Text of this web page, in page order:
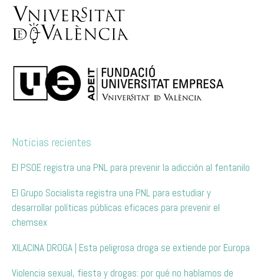
Noticias recientes
El PSOE registra una PNL para prevenir la adicción al fentanilo
El Grupo Socialista registra una PNL para estudiar y
desarrollar políticas públicas eficaces para prevenir el
chemsex
XILACINA DROGA | Esta peligrosa droga se extiende por Europa
Violencia sexual, fiesta y drogas: por qué no hablamos de